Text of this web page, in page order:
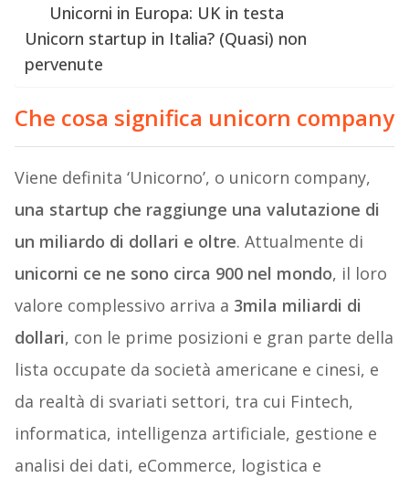
Unicorni in Europa: UK in testa
Unicorn startup in Italia? (Quasi) non
pervenute
Che cosa significa unicorn company
Viene definita ‘Unicorno’, o unicorn company,
una startup che raggiunge una valutazione di
un miliardo di dollari e oltre. Attualmente di
unicorni ce ne sono circa 900 nel mondo, il loro
valore complessivo arriva a 3mila miliardi di
dollari, con le prime posizioni e gran parte della
lista occupate da società americane e cinesi, e
da realtà di svariati settori, tra cui Fintech,
informatica, intelligenza artificiale, gestione e
analisi dei dati, eCommerce, logistica e